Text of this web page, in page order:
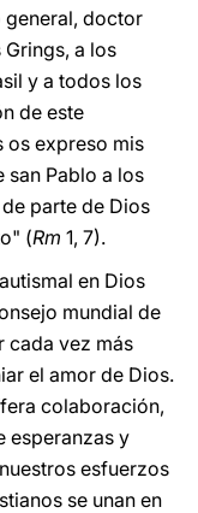
general, doctor
a los
y a todos los
de este
os expreso mis
san Pablo a los
parte de Dios
(Rm 1, 7).
en Dios
mundial de
cada vez más
el amor de Dios.
colaboración,
esperanzas y
esfuerzos
se unan en